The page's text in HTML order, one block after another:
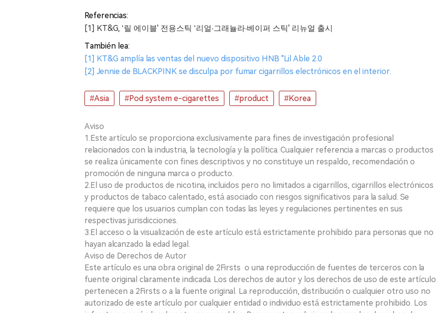
Referencias:
[1] KT&G, ‘릴 에이블' 전용스틱 ‘리얼·그래뉼라·베이퍼 스틱' 리뉴얼 출시
También lea:
[1] KT&G amplía las ventas del nuevo dispositivo HNB "Lil Able 2.0
[2] Jennie de BLACKPINK se disculpa por fumar cigarrillos electrónicos en el interior.
#Asia #Pod system e-cigarettes #product #Korea
Aviso
1.Este artículo se proporciona exclusivamente para fines de investigación profesional
relacionados con la industria, la tecnología y la política. Cualquier referencia a marcas o productos
se realiza únicamente con fines descriptivos y no constituye un respaldo, recomendación o
promoción de ninguna marca o producto.
2.El uso de productos de nicotina, incluidos pero no limitados a cigarrillos, cigarrillos electrónicos
y productos de tabaco calentado, está asociado con riesgos significativos para la salud. Se
requiere que los usuarios cumplan con todas las leyes y regulaciones pertinentes en sus
respectivas jurisdicciones.
3.El acceso o la visualización de este artículo está estrictamente prohibido para personas que no
hayan alcanzado la edad legal.
Aviso de Derechos de Autor
Este artículo es una obra original de 2Firsts o una reproducción de fuentes de terceros con la
fuente original claramente indicada. Los derechos de autor y los derechos de uso de este artículo
pertenecen a 2Firsts o a la fuente original. La reproducción, distribución o cualquier otro uso no
autorizado de este artículo por cualquier entidad o individuo está estrictamente prohibido. Los